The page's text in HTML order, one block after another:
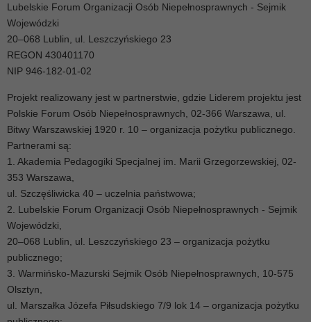
Lubelskie Forum Organizacji Osób Niepełnosprawnych - Sejmik
Wojewódzki
20–068 Lublin, ul. Leszczyńskiego 23
REGON 430401170
NIP 946-182-01-02
Projekt realizowany jest w partnerstwie, gdzie Liderem projektu jest
Polskie Forum Osób Niepełnosprawnych, 02-366 Warszawa, ul.
Bitwy Warszawskiej 1920 r. 10 – organizacja pożytku publicznego.
Partnerami są:
1. Akademia Pedagogiki Specjalnej im. Marii Grzegorzewskiej, 02-
353 Warszawa,
ul. Szczęśliwicka 40 – uczelnia państwowa;
2. Lubelskie Forum Organizacji Osób Niepełnosprawnych - Sejmik
Wojewódzki,
20–068 Lublin, ul. Leszczyńskiego 23 – organizacja pożytku
publicznego;
3. Warmińsko-Mazurski Sejmik Osób Niepełnosprawnych, 10-575
Olsztyn,
ul. Marszałka Józefa Piłsudskiego 7/9 lok 14 – organizacja pożytku